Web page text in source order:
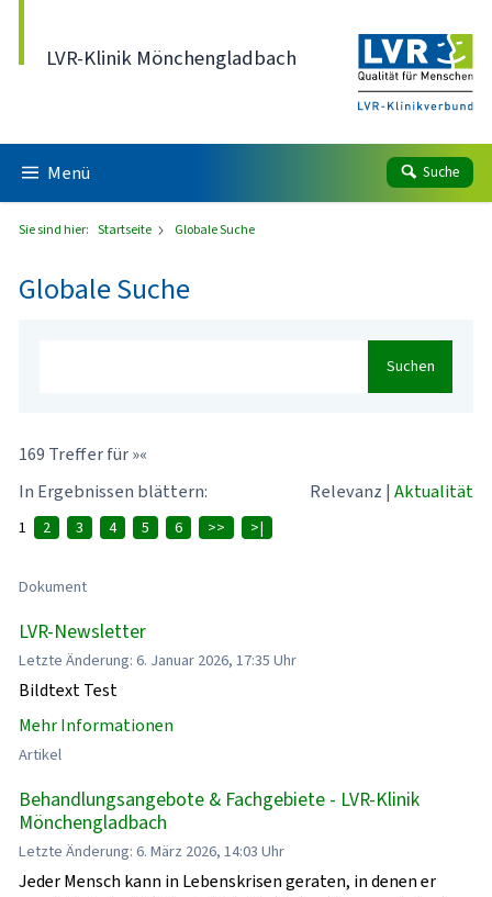
LVR-Klinik Mönchengladbach
Menü Suche
Sie sind hier: Startseite Globale Suche
Globale Suche
Suchen
169 Treffer für »«
In Ergebnissen blättern:
Relevanz | Aktualität
1 2 3 4 5 6 >> >|
Dokument
LVR-Newsletter
Letzte Änderung: 6. Januar 2026, 17:35 Uhr
Bildtext Test
Mehr Informationen
Artikel
Behandlungsangebote & Fachgebiete - LVR-Klinik
Mönchengladbach
Letzte Änderung: 6. März 2026, 14:03 Uhr
Jeder Mensch kann in Lebenskrisen geraten, in denen er